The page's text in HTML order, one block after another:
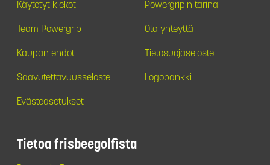
Käytetyt kiekot Powergripin tarina
Team Powergrip Ota yhteyttä
Kaupan ehdot Tietosuojaseloste
Saavutettavuusseloste Logopankki
Evästeasetukset
Tietoa frisbeegolfista